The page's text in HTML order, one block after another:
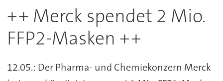
++ Merck spendet 2 Mio.
FFP2-Masken ++
12.05.: Der Pharma- und Chemiekonzern Merck